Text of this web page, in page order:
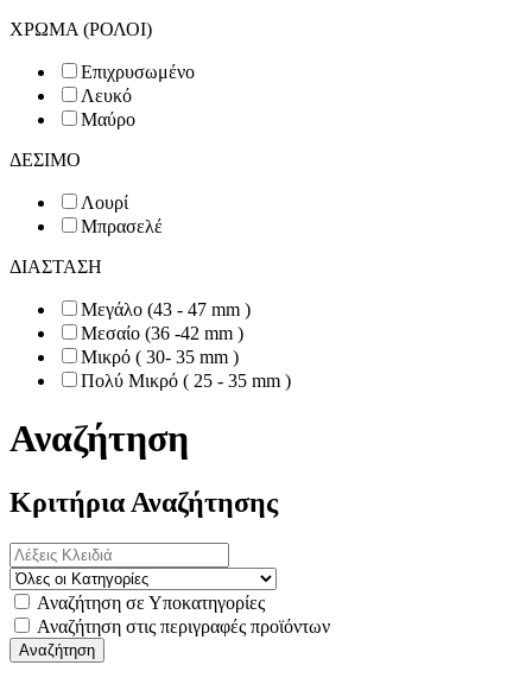
ΧΡΩΜΑ (ΡΟΛΟΙ)
Επιχρυσωμένο
Λευκό
Μαύρο
ΔΕΣΙΜΟ
Λουρί
Μπρασελέ
ΔΙΑΣΤΑΣΗ
Μεγάλο (43 - 47 mm )
Μεσαίο (36 -42 mm )
Μικρό ( 30- 35 mm )
Πολύ Μικρό ( 25 - 35 mm )
Αναζήτηση
Κριτήρια Αναζήτησης
Αναζήτηση σε Υποκατηγορίες
Αναζήτηση στις περιγραφές προϊόντων